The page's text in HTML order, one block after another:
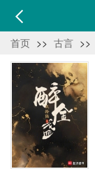
首页 >> 古言 >>